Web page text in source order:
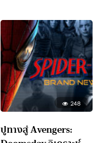
248
ปูทางสู่ Avengers: